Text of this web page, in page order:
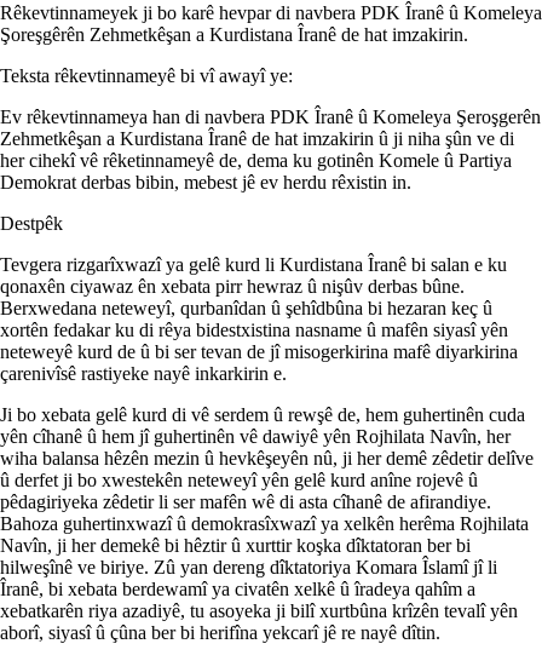
Rêkevtinnameyek ji bo karê hevpar di navbera PDK Îranê û Komeleya
Şoreşgêrên Zehmetkêşan a Kurdistana Îranê de hat imzakirin.
Teksta rêkevtinnameyê bi vî awayî ye:
Ev rêkevtinnameya han di navbera PDK Îranê û Komeleya Şeroşgerên
Zehmetkêşan a Kurdistana Îranê de hat imzakirin û ji niha şûn ve di
her cihekî vê rêketinnameyê de, dema ku gotinên Komele û Partiya
Demokrat derbas bibin, mebest jê ev herdu rêxistin in.
Destpêk
Tevgera rizgarîxwazî ya gelê kurd li Kurdistana Îranê bi salan e ku
qonaxên ciyawaz ên xebata pirr hewraz û nişûv derbas bûne.
Berxwedana neteweyî, qurbanîdan û şehîdbûna bi hezaran keç û
xortên fedakar ku di rêya bidestxistina nasname û mafên siyasî yên
neteweyê kurd de û bi ser tevan de jî misogerkirina mafê diyarkirina
çarenivîsê rastiyeke nayê inkarkirin e.
Ji bo xebata gelê kurd di vê serdem û rewşê de, hem guhertinên cuda
yên cîhanê û hem jî guhertinên vê dawiyê yên Rojhilata Navîn, her
wiha balansa hêzên mezin û hevkêşeyên nû, ji her demê zêdetir delîve
û derfet ji bo xwestekên neteweyî yên gelê kurd anîne rojevê û
pêdagiriyeka zêdetir li ser mafên wê di asta cîhanê de afirandiye.
Bahoza guhertinxwazî û demokrasîxwazî ya xelkên herêma Rojhilata
Navîn, ji her demekê bi hêztir û xurttir koşka dîktatoran ber bi
hilweşînê ve biriye. Zû yan dereng dîktatoriya Komara Îslamî jî li
Îranê, bi xebata berdewamî ya civatên xelkê û îradeya qahîm a
xebatkarên riya azadiyê, tu asoyeka ji bilî xurtbûna krîzên tevalî yên
aborî, siyasî û çûna ber bi herifîna yekcarî jê re nayê dîtin.